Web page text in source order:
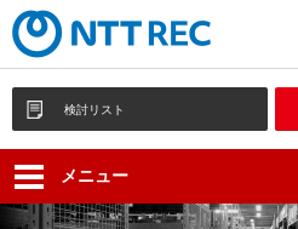
検討リスト
メニュー